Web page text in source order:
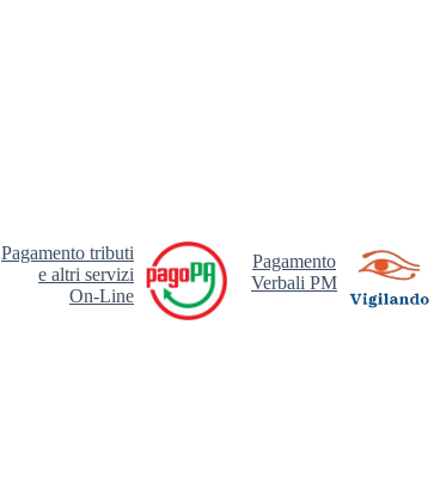
Pagamento
Verbali PM
Pagamento tributi
e altri servizi
On-Line